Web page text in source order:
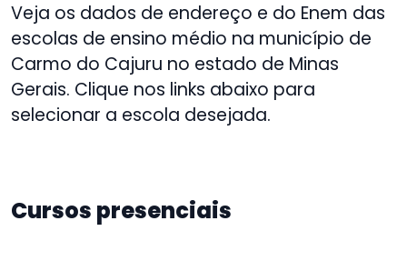
Veja os dados de endereço e do Enem das
escolas de ensino médio na município de
Carmo do Cajuru no estado de Minas
Gerais. Clique nos links abaixo para
selecionar a escola desejada.
Cursos presenciais